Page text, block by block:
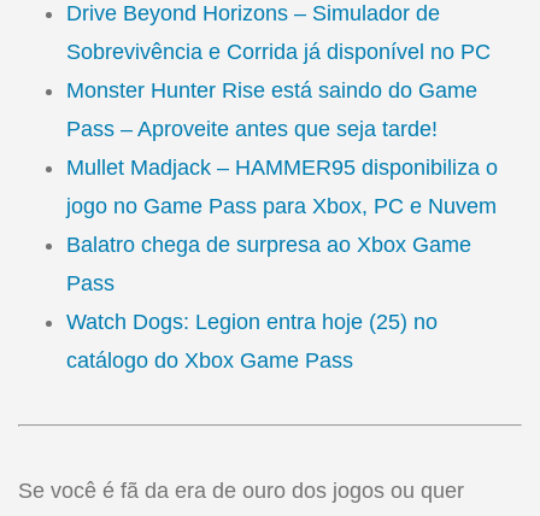
Drive Beyond Horizons – Simulador de
Sobrevivência e Corrida já disponível no PC
Monster Hunter Rise está saindo do Game
Pass – Aproveite antes que seja tarde!
Mullet Madjack – HAMMER95 disponibiliza o
jogo no Game Pass para Xbox, PC e Nuvem
Balatro chega de surpresa ao Xbox Game
Pass
Watch Dogs: Legion entra hoje (25) no
catálogo do Xbox Game Pass
Se você é fã da era de ouro dos jogos ou quer